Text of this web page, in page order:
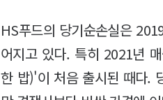
HS푸드의 당기순손실은
어지고 있다. 특히 2021년
한 밥)'이 처음 출시된 때다.